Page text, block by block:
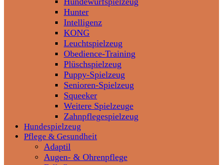
Hunter
Intelligenz
KONG
Leuchtspielzeug
Obedience-Training
Plüschspielzeug
Puppy-Spielzeug
Senioren-Spielzeug
Squeeker
Weitere Spielzeuge
Zahnpflegespielzeug
Hundespielzeug
Pflege & Gesundheit
Adaptil
Augen- & Ohrenpflege